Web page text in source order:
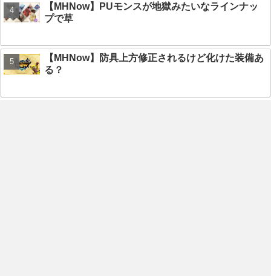
【MHNow】PUモンスが地獄みたいなラインナッ
プで草
【MHNow】防具上方修正されるけど化けた装備あ
る？